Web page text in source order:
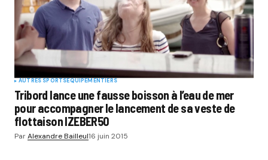
AUTRES SPORTSEQUIPEMENTIERS
Tribord lance une fausse boisson à l’eau de mer
pour accompagner le lancement de sa veste de
flottaison IZEBER50
ParAlexandre Bailleul16 juin 2015